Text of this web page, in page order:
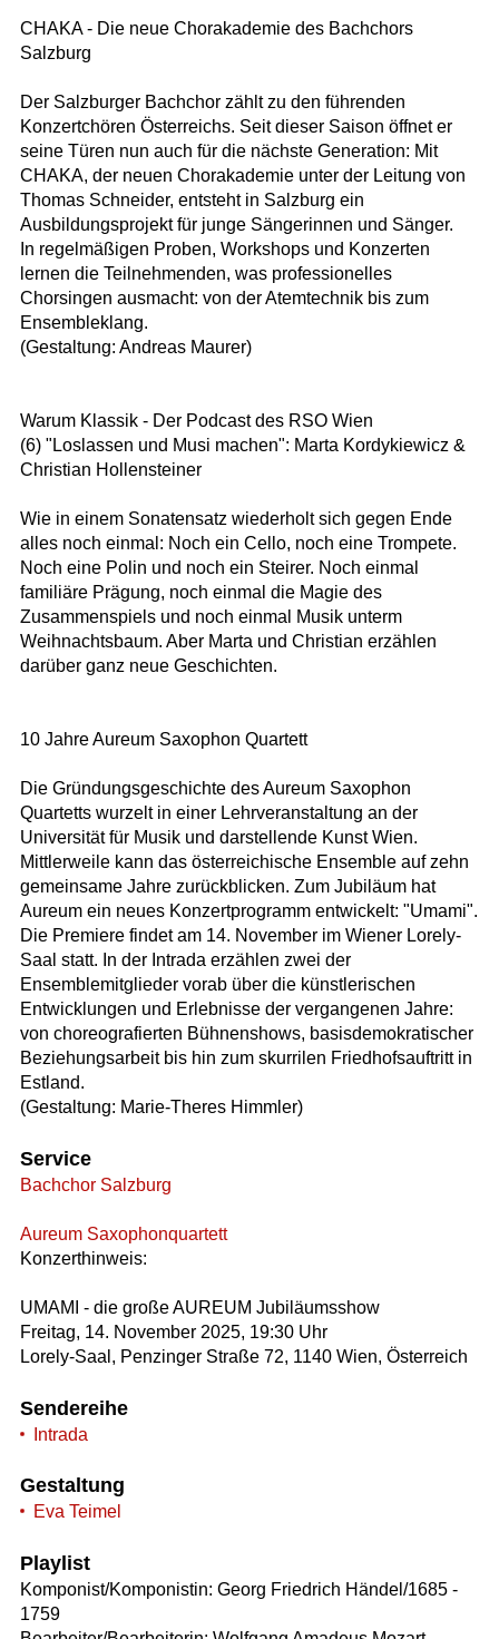
CHAKA - Die neue Chorakademie des Bachchors
Salzburg
Der Salzburger Bachchor zählt zu den führenden
Konzertchören Österreichs. Seit dieser Saison öffnet er
seine Türen nun auch für die nächste Generation: Mit
CHAKA, der neuen Chorakademie unter der Leitung von
Thomas Schneider, entsteht in Salzburg ein
Ausbildungsprojekt für junge Sängerinnen und Sänger.
In regelmäßigen Proben, Workshops und Konzerten
lernen die Teilnehmenden, was professionelles
Chorsingen ausmacht: von der Atemtechnik bis zum
Ensembleklang.
(Gestaltung: Andreas Maurer)
Warum Klassik - Der Podcast des RSO Wien
(6) "Loslassen und Musi machen": Marta Kordykiewicz &
Christian Hollensteiner
Wie in einem Sonatensatz wiederholt sich gegen Ende
alles noch einmal: Noch ein Cello, noch eine Trompete.
Noch eine Polin und noch ein Steirer. Noch einmal
familiäre Prägung, noch einmal die Magie des
Zusammenspiels und noch einmal Musik unterm
Weihnachtsbaum. Aber Marta und Christian erzählen
darüber ganz neue Geschichten.
10 Jahre Aureum Saxophon Quartett
Die Gründungsgeschichte des Aureum Saxophon
Quartetts wurzelt in einer Lehrveranstaltung an der
Universität für Musik und darstellende Kunst Wien.
Mittlerweile kann das österreichische Ensemble auf zehn
gemeinsame Jahre zurückblicken. Zum Jubiläum hat
Aureum ein neues Konzertprogramm entwickelt: "Umami".
Die Premiere findet am 14. November im Wiener Lorely-
Saal statt. In der Intrada erzählen zwei der
Ensemblemitglieder vorab über die künstlerischen
Entwicklungen und Erlebnisse der vergangenen Jahre:
von choreografierten Bühnenshows, basisdemokratischer
Beziehungsarbeit bis hin zum skurrilen Friedhofsauftritt in
Estland.
(Gestaltung: Marie-Theres Himmler)
Service
Bachchor Salzburg
Aureum Saxophonquartett
Konzerthinweis:
UMAMI - die große AUREUM Jubiläumsshow
Freitag, 14. November 2025, 19:30 Uhr
Lorely-Saal, Penzinger Straße 72, 1140 Wien, Österreich
Sendereihe
Intrada
Gestaltung
Eva Teimel
Playlist
Komponist/Komponistin: Georg Friedrich Händel/1685 -
1759